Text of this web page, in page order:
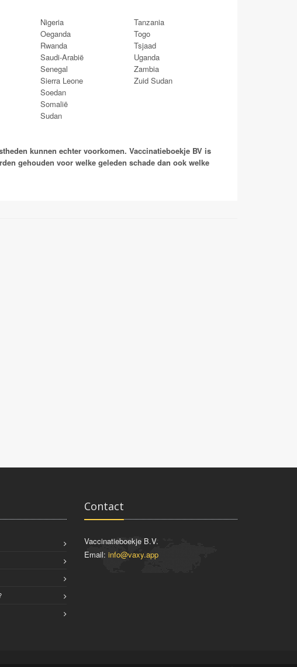
Nigeria
Oeganda
Rwanda
Saudi-Arabië
Senegal
Sierra Leone
Soedan
Somalië
Sudan
Tanzania
Togo
Tsjaad
Uganda
Zambia
Zuid Sudan
kunnen echter voorkomen. Vaccinatieboekje BV is
gehouden voor welke geleden schade dan ook welke
Contact
Vaccinatieboekje B.V.
Email: info@vaxy.app